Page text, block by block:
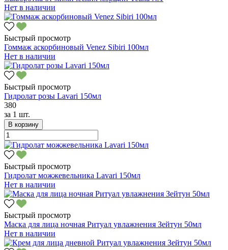
Нет в наличии
Быстрый просмотр
Гоммаж аскорбиновый Venez Sibiri 100мл
Нет в наличии
Быстрый просмотр
Гидролат розы Lavari 150мл
380
за 1 шт.
В корзину
Быстрый просмотр
Гидролат можжевельника Lavari 150мл
Нет в наличии
Быстрый просмотр
Маска для лица ночная Ритуал увлажнения Зейтун 50мл
Нет в наличии